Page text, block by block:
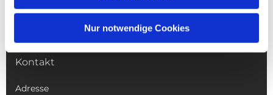
Nur notwendige Cookies
Veranstaltungen & Angebote
Kindertagesstätte St. Andreas
Kontakt
Adresse